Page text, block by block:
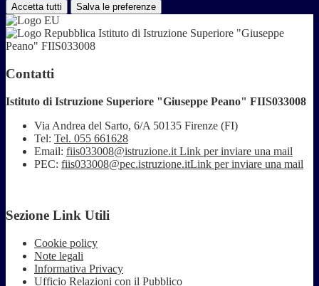
Accetta tutti Salva le preferenze
Istituto di Istruzione Superiore "Giuseppe
Peano" FIIS033008
Contatti
Istituto di Istruzione Superiore "Giuseppe Peano" FIIS033008
Via Andrea del Sarto, 6/A 50135 Firenze (FI)
Tel: Tel. 055 661628
Email: fiis033008@istruzione.it Link per inviare una mail
PEC: fiis033008@pec.istruzione.itLink per inviare una mail
Sezione Link Utili
Cookie policy
Note legali
Informativa Privacy
Ufficio Relazioni con il Pubblico